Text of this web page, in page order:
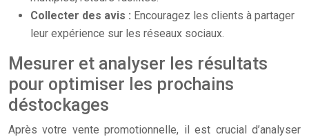
Collecter des avis : Encouragez les clients à partager
leur expérience sur les réseaux sociaux.
Mesurer et analyser les résultats
pour optimiser les prochains
déstockages
Après votre vente promotionnelle, il est crucial d’analyser